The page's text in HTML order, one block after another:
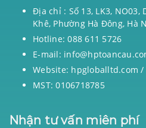
Địa chỉ : Số 13, LK3,
Khê, Phường Hà Đông, Hà
Hotline: 088 611 5726
E-mail:
Website: hpgloballtd.com
MST: 0106718785
Nhận tư vấn miên phí